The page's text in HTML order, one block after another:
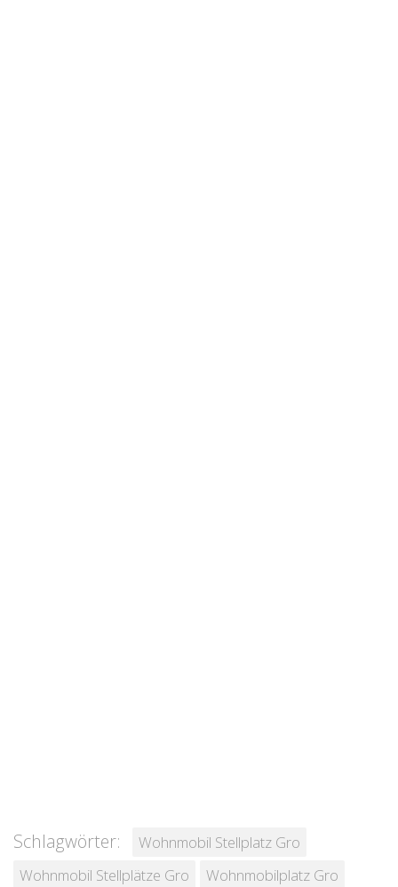
Schlagwörter:
Wohnmobil Stellplatz Gro
Wohnmobil Stellplätze Gro
Wohnmobilplatz Gro